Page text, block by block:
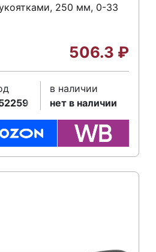
250 мм, 0-33
506.3 ₽
в наличии
нет в наличии